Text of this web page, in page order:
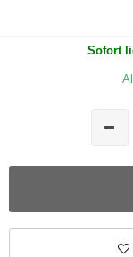
Sofort